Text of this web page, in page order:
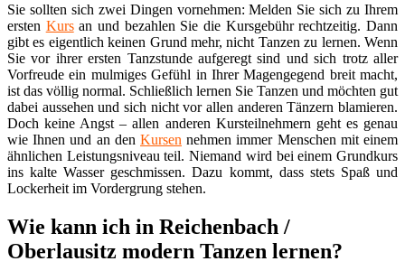
Sie sollten sich zwei Dingen vornehmen: Melden Sie sich zu Ihrem
ersten Kursan und bezahlen Sie die Kursgebühr rechtzeitig. Dann
gibt es eigentlich keinen Grund mehr, nicht Tanzen zu lernen. Wenn
Sie vor ihrer ersten Tanzstunde aufgeregt sind und sich trotz aller
Vorfreude ein mulmiges Gefühl in Ihrer Magengegend breit macht,
ist das völlig normal. Schließlich lernen Sie Tanzen und möchten gut
dabei aussehen und sich nicht vor allen anderen Tänzern blamieren.
Doch keine Angst – allen anderen Kursteilnehmern geht es genau
wie Ihnen und an den Kursen nehmen immer Menschen mit einem
ähnlichen Leistungsniveau teil. Niemand wird bei einem Grundkurs
ins kalte Wasser geschmissen. Dazu kommt, dass stets Spaß und
Lockerheit im Vordergrung stehen.
Wie kann ich in Reichenbach /
Oberlausitz modern Tanzen lernen?